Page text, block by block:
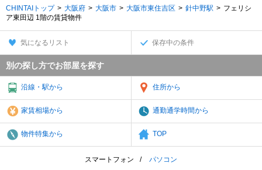
CHINTAIトップ 大阪府 大阪市 大阪市東住吉区 針中野駅
フェリシ
ア東田辺 1階の賃貸物件
気になるリスト 保存中の条件
別の探し方でお部屋を探す
沿線・駅から 住所から
家賃相場から 通勤通学時間から
物件特集から TOP
スマートフォン パソコン